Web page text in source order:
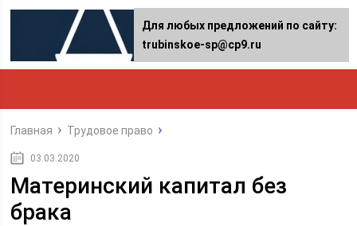
Главная Трудовое право
03.03.2020
Материнский капитал без
брака
Для любых предложений по сайту:
trubinskoe-sp@cp9.ru